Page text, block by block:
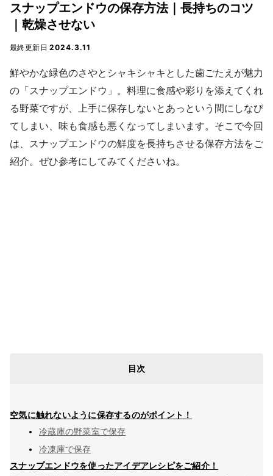
スナップエンドウの保存方法｜長持ちのコツ
｜乾燥させない
最終更新日2024.3.11
鮮やかな緑色のさやとシャキシャキとした歯ごたえが魅力
の「スナップエンドウ」。料理に食感や彩りを添えてくれ
る野菜ですが、上手に保存しないとあっという間にしなび
てしまい、味も食感も悪くなってしまいます。そこで今回
は、スナップエンドウの鮮度を長持ちさせる保存方法をご
紹介。ぜひ参考にしてみてくださいね。
目次
空気に触れないように保存するのがポイント！
冷蔵庫の野菜室で保存
冷凍庫で保存
スナップエンドウを使ったアイデアレシピをご紹介！